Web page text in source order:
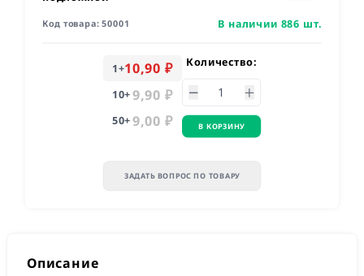
Код товара:50001 В наличии 886 шт.
1+10,90 ₽
10+9,90 ₽
50+9,00 ₽
Количество:
В КОРЗИНУ
ЗАДАТЬ ВОПРОС ПО ТОВАРУ
Описание